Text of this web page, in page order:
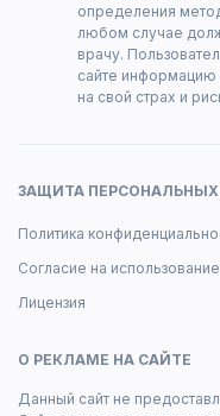
определения
любом случае
врачу.
сайте
на свой страх и
ЗАЩИТА
Политика
Согласие на
Лицензия
О РЕКЛАМЕ НА САЙТЕ
Данный сайт не